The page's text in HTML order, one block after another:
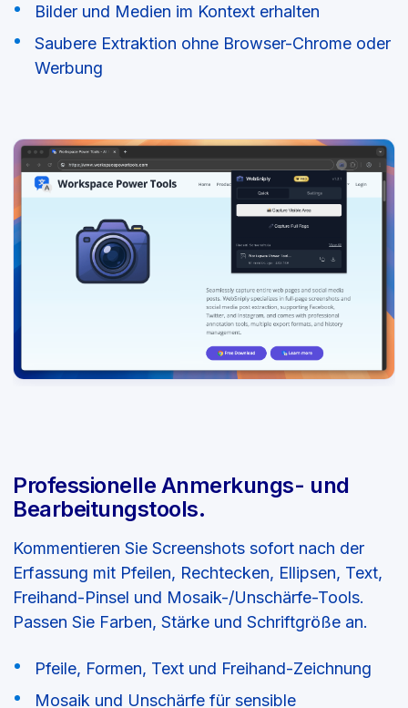
Bilder und Medien im Kontext erhalten
Saubere Extraktion ohne Browser-Chrome oder
Werbung
Professionelle Anmerkungs- und
Bearbeitungstools.
Kommentieren Sie Screenshots sofort nach der
Erfassung mit Pfeilen, Rechtecken, Ellipsen, Text,
Freihand-Pinsel und Mosaik-/Unschärfe-Tools.
Passen Sie Farben, Stärke und Schriftgröße an.
Pfeile, Formen, Text und Freihand-Zeichnung
Mosaik und Unschärfe für sensible